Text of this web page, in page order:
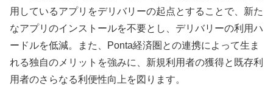
用しているアプリをデリバリーの起点とすることで、新た
なアプリのインストールを不要とし、デリバリーの利用ハ
ードルを低減。また、Ponta経済圏との連携によって生ま
れる独自のメリットを強みに、新規利用者の獲得と既存利
用者のさらなる利便性向上を図ります。